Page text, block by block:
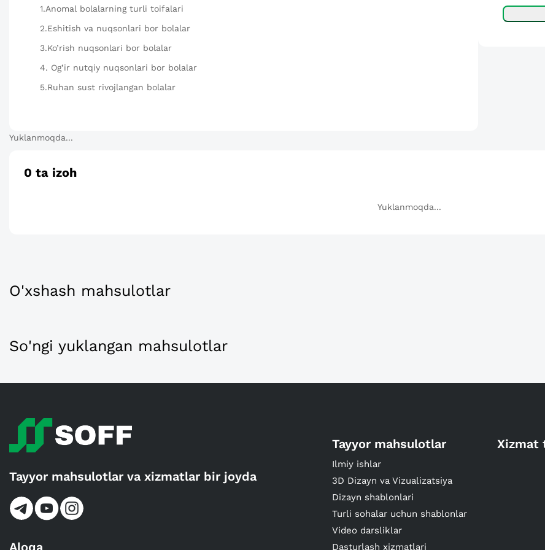
1.Anomal bolalarning turli toifalari
2.Eshitish va nuqsonlari bor bolalar
3.Ko’rish nuqsonlari bor bolalar
4. Og’ir nutqiy nuqsonlari bor bolalar
5.Ruhan sust rivojlangan bolalar
Yuklanmoqda...
0 ta izoh
Yuklanmoqda...
O'xshash mahsulotlar
So'ngi yuklangan mahsulotlar
Tayyor mahsulotlar va xizmatlar bir joyda
Tayyor mahsulotlar
Ilmiy ishlar
3D Dizayn va Vizualizatsiya
Dizayn shablonlari
Turli sohalar uchun shablonlar
Video darsliklar
Dasturlash xizmatlari
Xizmat